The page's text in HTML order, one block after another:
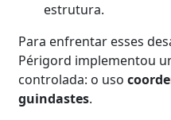
estrutura.
Para enfrentar esses
Périgord implementou
controlada: o uso
guindastes.